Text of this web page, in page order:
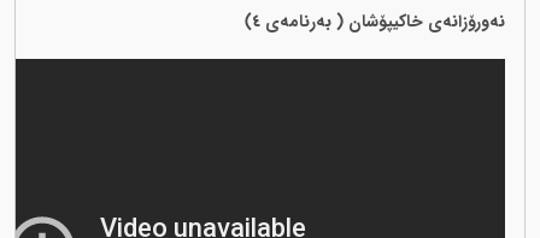
نەورۆزانەی خاکیپۆشان ( بەرنامەی ٤)